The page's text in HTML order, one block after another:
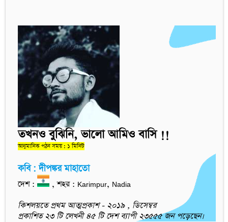
তখনও বুঝিনি, ভালো আমিও বাসি !!
আনুমানিক পঠন সময় : ১ মিনিট
কবি : দীপঙ্কর মাহাতো
দেশ :
, শহর : Karimpur, Nadia
কিশলয়তে প্রথম আত্মপ্রকাশ - ২০১৯ , ডিসেম্বর
প্রকাশিত ২৩ টি লেখনী ৪৫ টি দেশ ব্যাপী ২৩৫৫৫ জন পড়েছেন।